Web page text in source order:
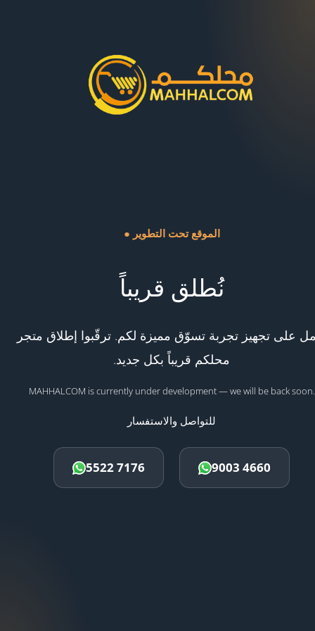
● الموقع تحت التطوير
نُطلق قريباً
على تجهيز تجربة تسوّق مميزة لكم. ترقّبوا إطلاق متجر
محلكم قريباً بكل جديد.
MAHHALCOM is currently under development — we will be back soon.
للتواصل والاستفسار
5522 7176 9003 4660